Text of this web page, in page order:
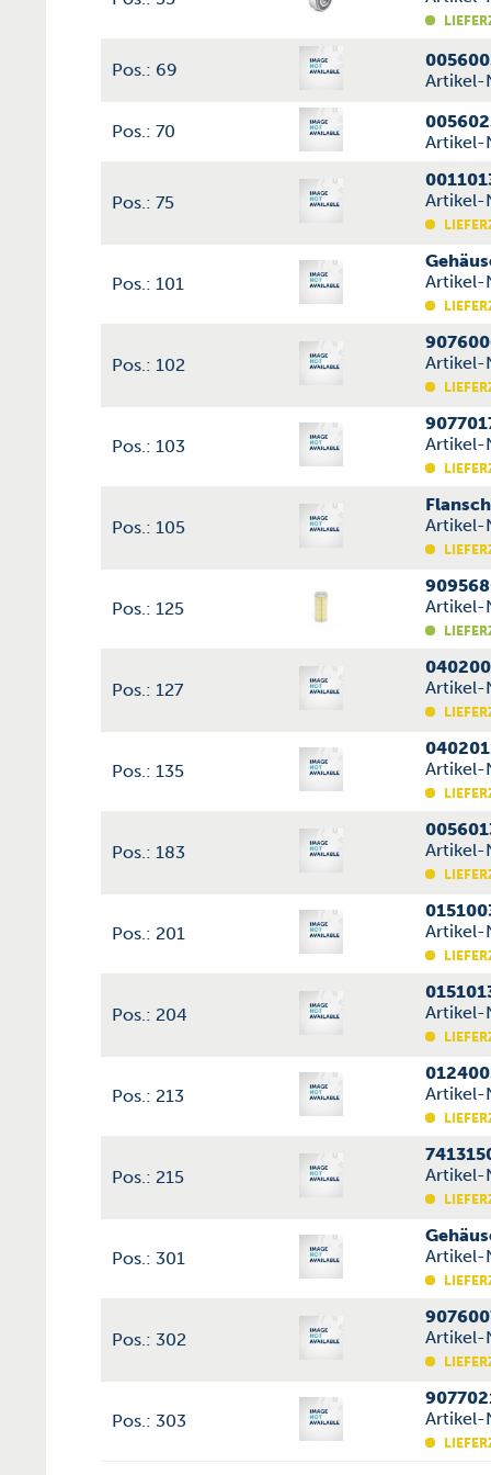
Pos.: 69
Artikel-
Pos.: 70
Artikel-
Pos.: 75
Artikel-
Pos.: 101
Artikel-
Pos.: 102
Artikel-
Pos.: 103
Artikel-
Pos.: 105
Artikel-
Pos.: 125
Artikel-
Pos.: 127
Artikel-
Pos.: 135
Artikel-
Pos.: 183
Artikel-
Pos.: 201
Artikel-
Pos.: 204
Artikel-
Pos.: 213
Artikel-
Pos.: 215
Artikel-
Pos.: 301
Artikel-
Pos.: 302
Artikel-
Pos.: 303
Artikel-